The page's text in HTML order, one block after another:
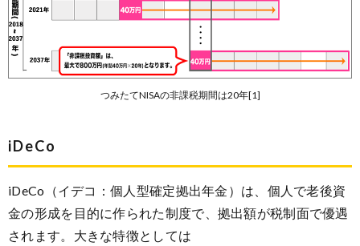
つみたてNISAの非課税期間は20年[1]
iDeCo
iDeCo（イデコ：個人型確定拠出年金）は、個人で老後資
金の形成を目的に作られた制度で、拠出額が税制面で優遇
されます。大きな特徴としては